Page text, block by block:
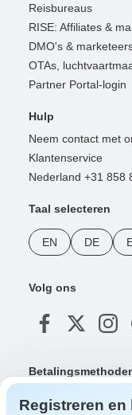
Reisbureaus
RISE: Affiliates &
DMO's &
OTAs,
Partner Portal-login
Hulp
Neem contact met
Klantenservice
Nederland +31 858
Taal selecteren
EN DE
Volg ons
Registreren en